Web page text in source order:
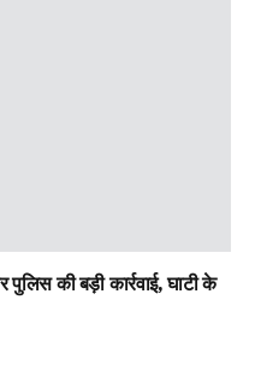
की बड़ी कार्रवाई, घाटी के